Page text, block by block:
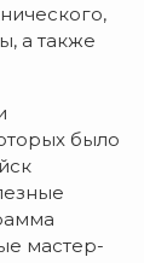
а также
было
мастер-